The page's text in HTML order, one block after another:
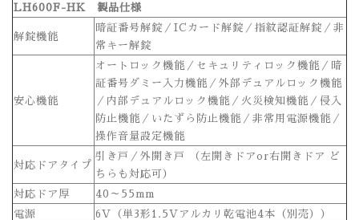
LH600F-HK 製品仕様
解錠機能
暗証番号解錠／ICカード解錠／指紋認証解錠／非
常キー解錠
安心機能
オートロック機能／セキュリティロック機能／暗
証番号ダミー入力機能／外部デュアルロック機能
／内部デュアルロック機能／火災検知機能／侵入
防止機能／いたずら防止機能／非常用電源機能／
操作音量設定機能
対応ドアタイプ
引き戸／外開き戸 （左開きドアor右開きドア ど
ちらも対応可）
対応ドア厚
40～55mm
電源
6V（単3形1.5Vアルカリ乾電池4本（別売））